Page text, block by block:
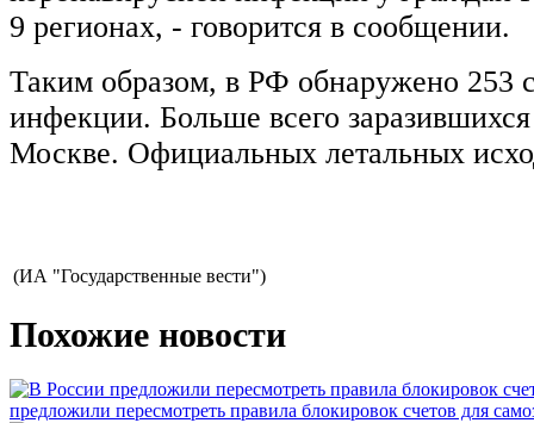
9 регионах, - говорится в сообщении.
Таким образом, в РФ обнаружено 253
инфекции. Больше всего
Москве. Официальных летальных
(ИА "Государственные вести")
Похожие новости
предложили пересмотреть правила блокировок счетов для